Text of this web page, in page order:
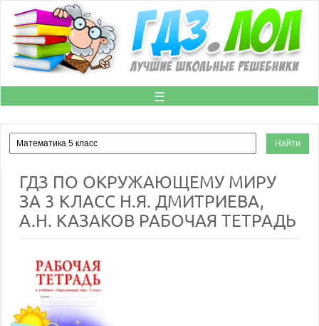
☰
ГДЗ ПО ОКРУЖАЮЩЕМУ МИРУ
ЗА 3 КЛАСС Н.Я. ДМИТРИЕВА,
А.Н. КАЗАКОВ РАБОЧАЯ ТЕТРАДЬ